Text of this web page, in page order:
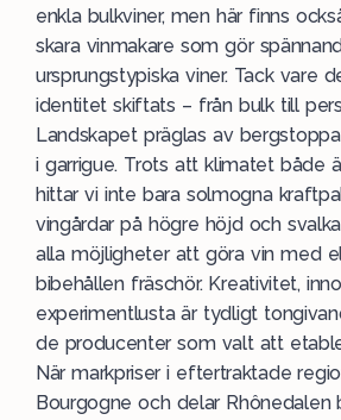
enkla bulkviner, men här finns
skara vinmakare som gör
ursprungstypiskaviner. Tack vare
identitet skiftats – från bulk till
Landskapet präglas av
i garrigue. Trots att klimatet både
hittar vi inte bara solmogna
vingårdar på högre höjd och
alla möjligheter att göra vin med
bibehållen fräschör. Kreativitet,
experimentlusta är tydligt
de producenter som valt att
När markpriser i eftertraktade
Bourgogne och delar